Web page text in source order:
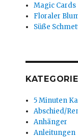
Magic Cards
Floraler
Süße
5 Minuten
Abschied/
Anhänger
Anleitungen